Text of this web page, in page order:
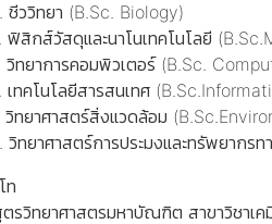
(B.Sc. Biology)
ละนาโนเทคโนโลยี
คอมพิวเตอร์ (B.Sc.
ยีสารสนเทศ
ร์สิ่งแวดล้อม
การประมงและทรัพยากรทางนํ้
าสตรมหาบัณฑิต สาขาวิชาเค